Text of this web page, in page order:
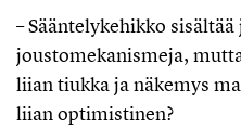
– Sääntelykehikko
joustomekanismeja,
liian tiukka ja näkemys
liian optimistinen?